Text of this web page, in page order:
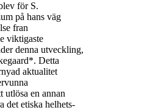
för S.
på hans väg
fran
viktigaste
denna utveckling,
Detta
aktualitet
utlösa en annan
det etiska helhets-